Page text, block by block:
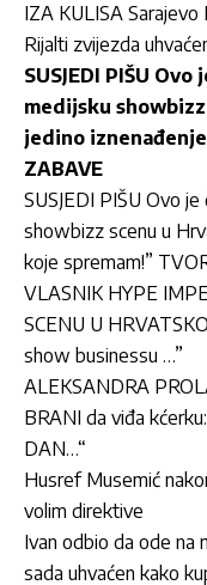
IZA KULISA
Rijalti zvijezda
SUSJEDI PIŠU
medijsku
jedino
ZABAVE
SUSJEDI PIŠU Ovo
showbizz scenu u
koje spremam!”
VLASNIK HYPE
SCENU U
show businessu …”
ALEKSANDRA
BRANI da viđa
DAN…“
Husref Musemić
volim direktive
Ivan odbio da ode na
sada uhvaćen kako